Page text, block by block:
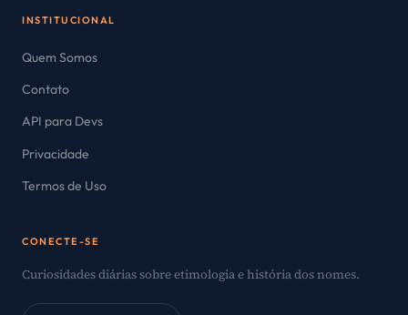
INSTITUCIONAL
Quem Somos
Contato
API para Devs
Privacidade
Termos de Uso
CONECTE-SE
Curiosidades diárias sobre etimologia e história dos nomes.